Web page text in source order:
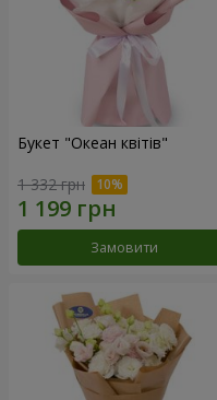
Букет "Океан квітів"
1 332 грн
Замовити